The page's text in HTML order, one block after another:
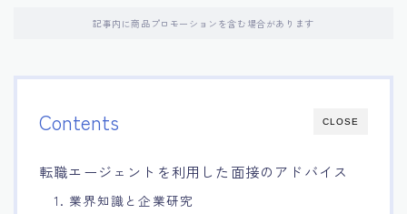
14.キャリアアップのための面接戦略
15.職場適応力をアピールする方法
記事内に商品プロモーションを含む場合があります
CLOSE
Contents
転職エージェントを利用した面接のアドバイス
1. 業界知識と企業研究